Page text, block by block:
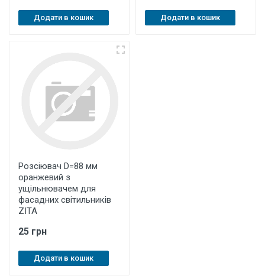
Додати в кошик Додати в кошик
Розсіювач D=88 мм
оранжевий з
ущільнювачем для
фасадних світильників
ZITA
25 грн
Додати в кошик